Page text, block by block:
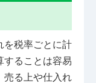
を税率ごとに計
することは容易
売る上や仕入れ